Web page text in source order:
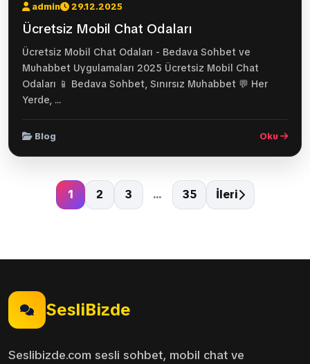
admin 29.12.2025
Ücretsiz Mobil Chat Odaları
Ücretsiz Mobil Chat Odaları - Bedava Sohbet ve
Muhabbet Uygulamaları 2025 Ücretsiz Mobil Chat
Odaları 📱 Bedava Sohbet, Sınırsız Muhabbet 💬 Her
Yerde, ...
Blog Oku
1 2 3 ... 35 İleri
SesliBizde
Seslibizde.com sesli sohbet, mobil chat ve